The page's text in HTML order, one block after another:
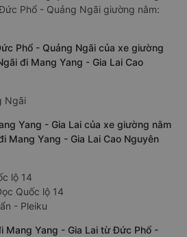
Phổ - Quảng Ngãi giường nằm:
Phổ - Quảng Ngãi của xe giường
đi Mang Yang - Gia Lai Cao
Ngãi
Yang - Gia Lai của xe giường nằm
Mang Yang - Gia Lai Cao Nguyên
lộ 14
Quốc lộ 14
- Pleiku
Mang Yang - Gia Lai từ Đức Phổ -